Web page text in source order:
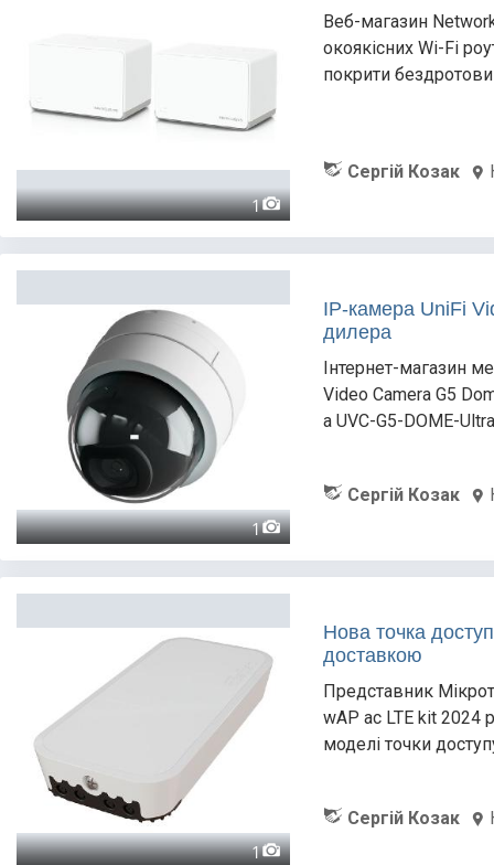
1
Веб-магазин
окоякісних Wi-Fi
покрити
Сергій Козак
1
IP-камера UniFi
дилера
Інтернет-магазин
Video Camera G5
а UVC-G5-DOME-
Сергій Козак
1
Нова точка
доставкою
Представник
wAP ac LTE kit 2024
моделі точки
Сергій Козак